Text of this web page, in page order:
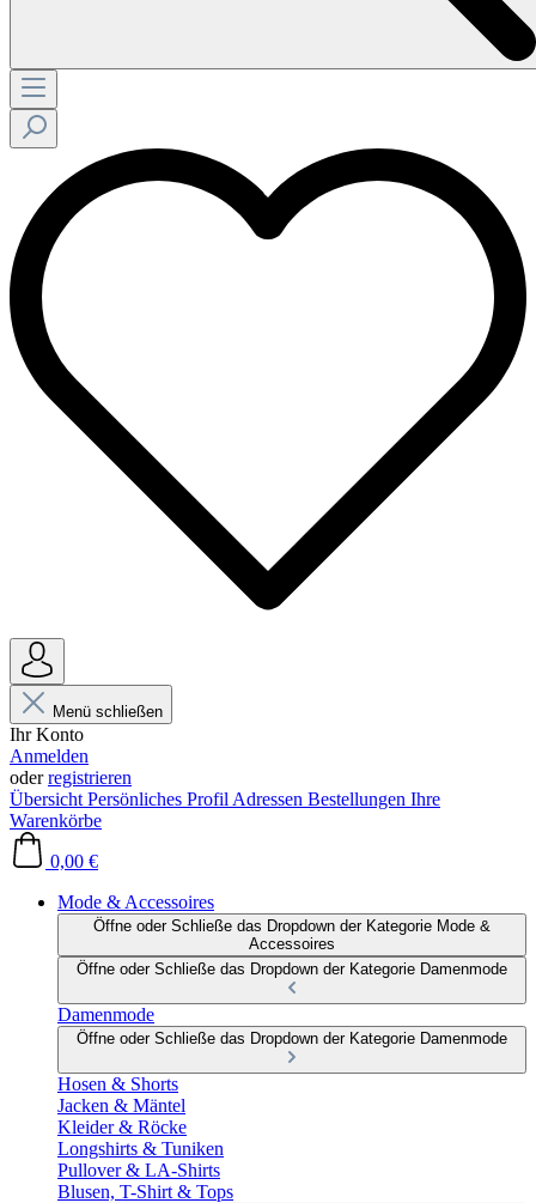
Menü schließen
Ihr Konto
Anmelden
oderregistrieren
Übersicht Persönliches Profil Adressen Bestellungen Ihre
Warenkörbe
0,00 €
Mode & Accessoires
Öffne oder Schließe das Dropdown der Kategorie Mode &
Accessoires
Öffne oder Schließe das Dropdown der Kategorie Damenmode
Damenmode
Öffne oder Schließe das Dropdown der Kategorie Damenmode
Hosen & Shorts
Jacken & Mäntel
Kleider & Röcke
Longshirts & Tuniken
Pullover & LA-Shirts
Blusen, T-Shirt & Tops